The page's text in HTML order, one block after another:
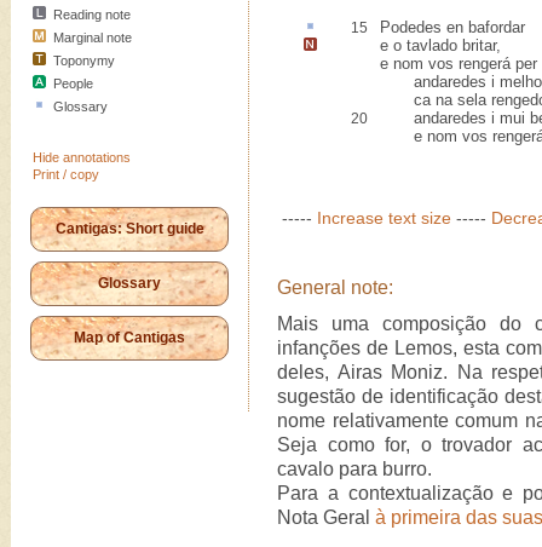
Reading note
Marginal note
Toponymy
People
Glossary
Hide annotations
Print / copy
Cantigas: Short guide
Glossary
Map of Cantigas
15 Podedes en bafordar
e o tavlado britar,
e nom vos rengerá per
andaredes i
ca na sela
20
andaredes i mui
e nom vos rengerá
----- Increase text size -----
General note:
Mais uma composição
infanções de Lemos, esta
deles, Airas Moniz. Na
sugestão de identificação
nome relativamente comum
Seja como for, o trovador
cavalo para burro.
Para a contextualização e
Nota Geral à primeira das